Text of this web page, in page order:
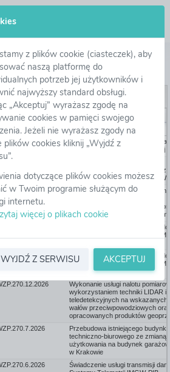
z plików cookie (ciasteczek), aby
naszą platformę do
potrzeb jej użytkowników i
najwyższy standard obsługi.
„Akceptuj” wyrażasz zgodę na
cookies w pamięci swojego
Jeżeli nie wyrażasz zgody na
plików cookies kliknij „Wyjdź z
dotyczące plików cookies możesz
w Twoim programie służącym do
internetu.
więcej o plikach cookie
WYJDŹ Z SERWISU AKCEPTUJ
wyników postępowań
postępowania Nazwa
262-14/2026
Dostawa energii elektrycznej
energii elektrycznej wytworzonej
wykorzystywanej sieci, oraz
operacyjnej sieci WAN dla IMGW-
Świadczenie usług wdrożenia i
Firewall oraz systemu ochrony
DDoS dla IMGW-PIB z
Dostawa urządzeń sieciowych do
oraz oprogramowania klasy PAM
WZP.270.8.2026
Dostawa urządzeń sieciowych do
oraz oprogramowania klasy PAM
IMGW-PIB w dwóch częściach
Wykonanie usługi nalotu
wykorzystaniem techniki LIDAR i
teledetekcyjnych na wskazanych
wałów przeciwpowodziowych
opracowanych produktów
Przebudowa istniejącego budynku
techniczno-biurowego ze zmianą
użytkowania na budynek
w Krakowie
Świadczenie usługi transmisji